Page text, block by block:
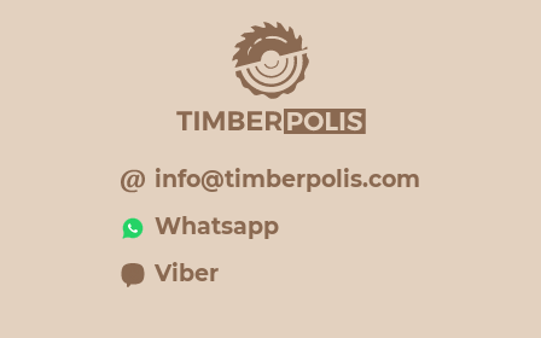
info@timberpolis.com
Whatsapp
Viber